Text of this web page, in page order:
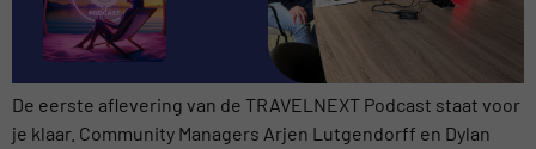
De eerste aflevering van de TRAVELNEXT Podcast staat voor
je klaar. Community Managers Arjen Lutgendorff en Dylan